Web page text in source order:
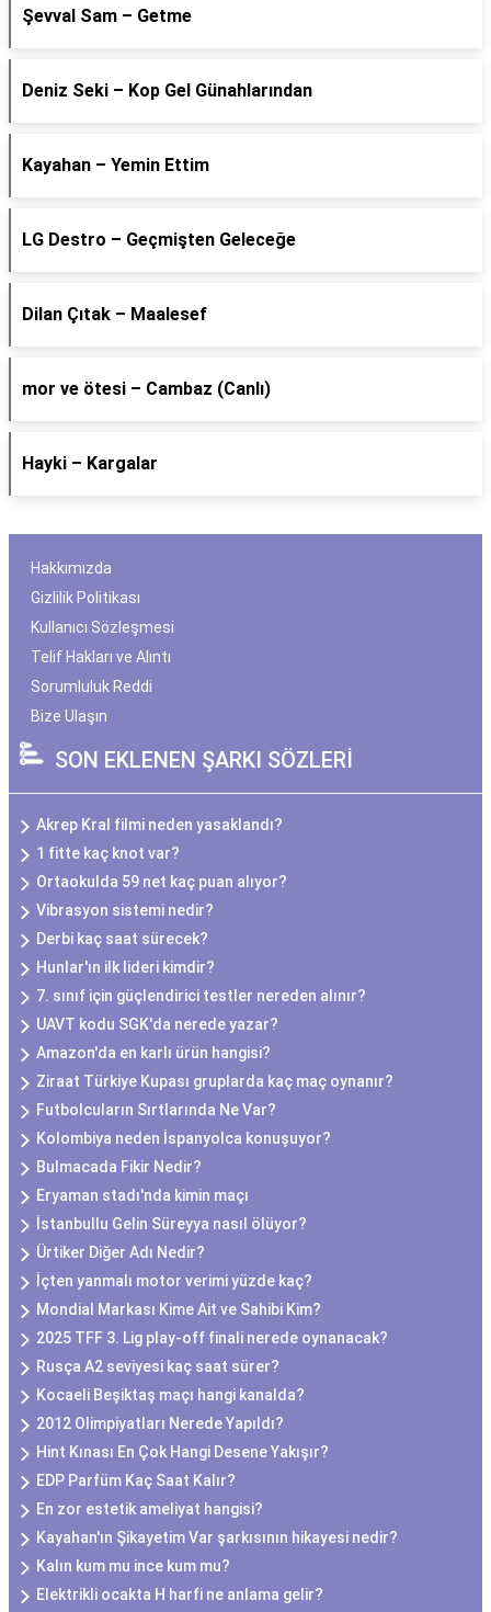
Şevval Sam – Getme
Deniz Seki – Kop Gel Günahlarından
Kayahan – Yemin Ettim
LG Destro – Geçmişten Geleceğe
Dilan Çıtak – Maalesef
​mor ve ötesi – Cambaz (Canlı)
Hayki – Kargalar
Hakkımızda
Gizlilik Politikası
Kullanıcı Sözleşmesi
Telif Hakları ve Alıntı
Sorumluluk Reddi
Bize Ulaşın
SON EKLENEN ŞARKI SÖZLERİ
Akrep Kral filmi neden yasaklandı?
1 fitte kaç knot var?
Ortaokulda 59 net kaç puan alıyor?
Vibrasyon sistemi nedir?
Derbi kaç saat sürecek?
Hunlar'ın ilk lideri kimdir?
7. sınıf için güçlendirici testler nereden alınır?
UAVT kodu SGK'da nerede yazar?
Amazon'da en karlı ürün hangisi?
Ziraat Türkiye Kupası gruplarda kaç maç oynanır?
Futbolcuların Sırtlarında Ne Var?
Kolombiya neden İspanyolca konuşuyor?
Bulmacada Fikir Nedir?
Eryaman stadı'nda kimin maçı
İstanbullu Gelin Süreyya nasıl ölüyor?
Ürtiker Diğer Adı Nedir?
İçten yanmalı motor verimi yüzde kaç?
Mondial Markası Kime Ait ve Sahibi Kim?
2025 TFF 3. Lig play-off finali nerede oynanacak?
Rusça A2 seviyesi kaç saat sürer?
Kocaeli Beşiktaş maçı hangi kanalda?
2012 Olimpiyatları Nerede Yapıldı?
Hint Kınası En Çok Hangi Desene Yakışır?
EDP Parfüm Kaç Saat Kalır?
En zor estetik ameliyat hangisi?
Kayahan'ın Şikayetim Var şarkısının hikayesi nedir?
Kalın kum mu ince kum mu?
Elektrikli ocakta H harfi ne anlama gelir?